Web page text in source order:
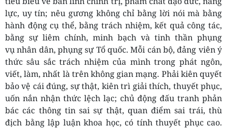
lực, uy tín; nêu gương không chỉ bằng lời nói mà bằng
hành động cụ thể, bằng trách nhiệm, kết quả công tác,
bằng sự liêm chính, minh bạch và tinh thần phụng
vụ nhân dân, phụng sự Tổ quốc. Mỗi cán bộ, đảng viên ý
thức sâu sắc trách nhiệm của mình trong phát ngôn,
viết, làm, nhất là trên không gian mạng. Phải kiên quyết
bảo vệ cái đúng, sự thật, kiên trì giải thích, thuyết phục,
uốn nắn nhận thức lệch lạc; chủ động đấu tranh phản
bác các thông tin sai sự thật, quan điểm sai trái, thù
địch bằng lập luận khoa học, có tính thuyết phục cao.